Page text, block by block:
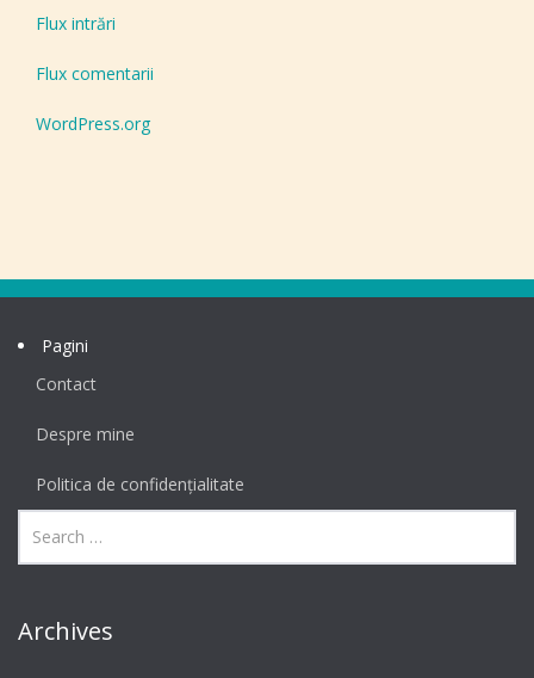
Flux intrări
Flux comentarii
WordPress.org
Pagini
Contact
Despre mine
Politica de confidențialitate
Archives